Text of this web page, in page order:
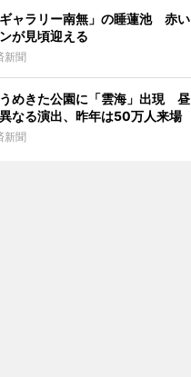
ャラリー南無」の睡蓮池 赤い
が見頃迎える
新聞
めきた公園に「雲海」出現 昼
なる演出、昨年は50万人来場
新聞